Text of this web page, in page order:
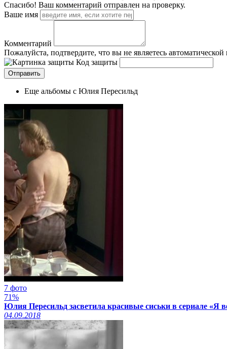
Спасибо! Ваш комментарий отправлен на проверку.
Ваше имя
Комментарий
Пожалуйста, подтвердите, что вы не являетесь
Код защиты
Еще альбомы с Юлия Пересильд
7 фото
71%
Юлия Пересильд засветила красивые сиськи в сериале «Я
04.09.2018